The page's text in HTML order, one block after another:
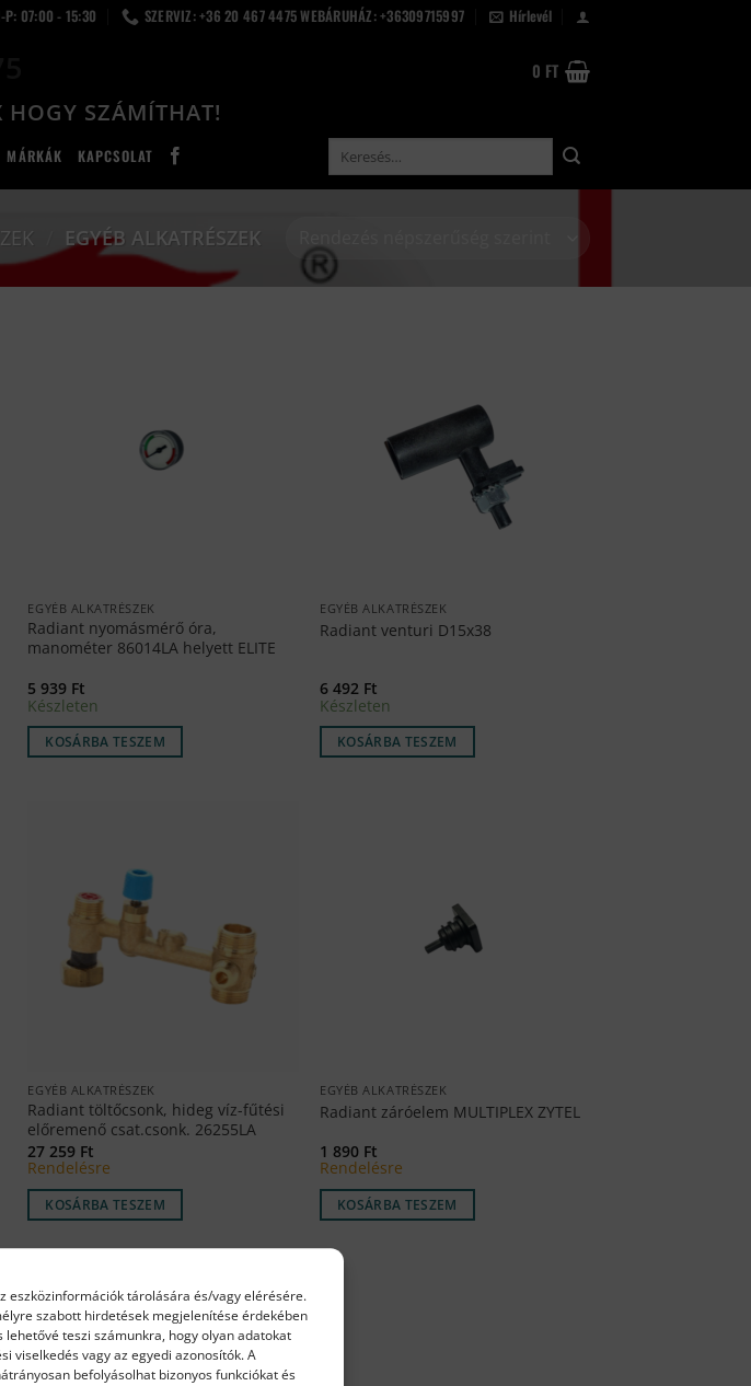
eszközinformációk tárolására és/vagy elérésére.
szabott hirdetések megjelenítése érdekében
teszi számunkra, hogy olyan adatokat
viselkedés vagy az egyedi azonosítók. A
befolyásolhat bizonyos funkciókat és
P: 07:00 - 15:30 SZERVIZ: +36 20 467 4475 WEBÁRUHÁZ: +36309715997 Hírlevél
SZÁMÍTHAT!
0 FT
MÁRKÁK KAPCSOLAT
Keresés
következőre:
EGYÉB ALKATRÉSZEK
EGYÉB ALKATRÉSZEK
Radiant nyomásmérő óra,
manométer 86014LA helyett ELITE
5 939 Ft
Készleten
KOSÁRBA TESZEM
EGYÉB ALKATRÉSZEK
Radiant venturi D15x38
6 492 Ft
Készleten
KOSÁRBA TESZEM
EGYÉB ALKATRÉSZEK
Radiant töltőcsonk, hideg víz-fűtési
előremenő csat.csonk. 26255LA
27 259 Ft
Rendelésre
KOSÁRBA TESZEM
EGYÉB ALKATRÉSZEK
Radiant záróelem MULTIPLEX ZYTEL
1 890 Ft
Rendelésre
KOSÁRBA TESZEM